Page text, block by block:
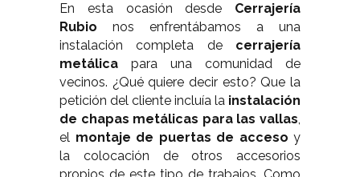
En esta ocasión desde Cerrajería
Rubio nos enfrentábamos a una
instalación completa de cerrajería
metálica para una comunidad de
vecinos. ¿Qué quiere decir esto? Que la
petición del cliente incluía la instalación
de chapas metálicas para las vallas,
el montaje de puertas de acceso y
la colocación de otros accesorios